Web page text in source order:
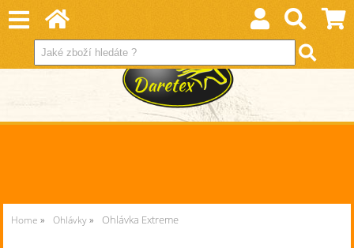
Home Ohlávky Ohlávka Extreme